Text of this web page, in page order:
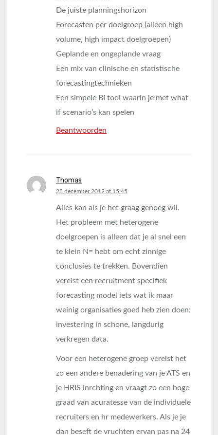
De juiste planningshorizon
Forecasten per doelgroep (alleen high
volume, high impact doelgroepen)
Geplande en ongeplande vraag
Een mix van clinische en statistische
forecastingtechnieken
Een simpele BI tool waarin je met what
if scenario’s kan spelen
Beantwoorden
Thomas
says:
28 december 2012 at 15:45
Alles kan als je het graag genoeg wil.
Het probleem met heterogene
doelgroepen is alleen dat je al snel een
te klein N= hebt om echt zinnige
conclusies te trekken. Bovendien
vereist een recruitment specifiek
forecasting model iets wat ik maar
weinig organisaties goed heb zien doen:
investering in schone, langdurig
verkregen data.
Voor een heterogene groep vereist het
zo een andere benadering van je ATS en
je HRIS inrchting en vraagt zo een hoge
graad van acuratesse van de individuele
recruiters en hr medewerkers. Als je je
dan beseft de vruchten ervan pas na 24